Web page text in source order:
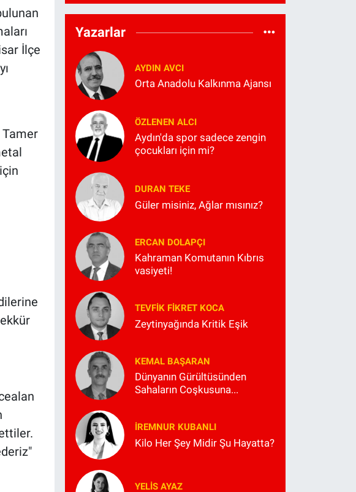
İlçe
Yazarlar
AYDIN AVCI
Orta Anadolu Kalkınma Ajansı
ÖZLENEN ALCI
Aydın'da spor sadece zengin
çocukları için mi?
DURAN TEKE
Güler misiniz, Ağlar mısınız?
ERCAN DOLAPÇI
Kahraman Komutanın Kıbrıs
vasiyeti!
TEVFIK FIKRET KOCA
Zeytinyağında Kritik Eşik
KEMAL BAŞARAN
Dünyanın Gürültüsünden
Sahaların Coşkusuna...
İREMNUR KUBANLI
Kilo Her Şey Midir Şu Hayatta?
YELIS AYAZ